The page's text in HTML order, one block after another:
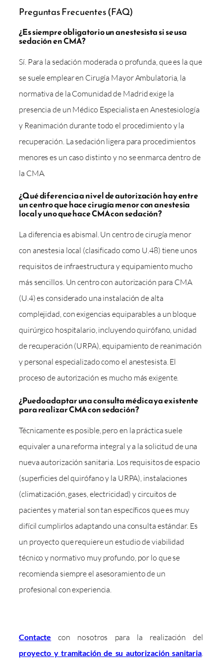
Preguntas Frecuentes (FAQ)
¿Es siempre obligatorio un anestesista si se usa
sedación en CMA?
Sí. Para la sedación moderada o profunda, que es la que
se suele emplear en Cirugía Mayor Ambulatoria, la
normativa de la Comunidad de Madrid exige la
presencia de un Médico Especialista en Anestesiología
y Reanimación durante todo el procedimiento y la
recuperación. La sedación ligera para procedimientos
menores es un caso distinto y no se enmarca dentro de
la CMA.
¿Qué diferencia a nivel de autorización hay entre
un centro que hace cirugía menor con anestesia
local y uno que hace CMA con sedación?
La diferencia es abismal. Un centro de cirugía menor
con anestesia local (clasificado como U.48) tiene unos
requisitos de infraestructura y equipamiento mucho
más sencillos. Un centro con autorización para CMA
(U.4) es considerado una instalación de alta
complejidad, con exigencias equiparables a un bloque
quirúrgico hospitalario, incluyendo quirófano, unidad
de recuperación (URPA), equipamiento de reanimación
y personal especializado como el anestesista. El
proceso de autorización es mucho más exigente.
¿Puedo adaptar una consulta médica ya existente
para realizar CMA con sedación?
Técnicamente es posible, pero en la práctica suele
equivaler a una reforma integral y a la solicitud de una
nueva autorización sanitaria. Los requisitos de espacio
(superficies del quirófano y la URPA), instalaciones
(climatización, gases, electricidad) y circuitos de
pacientes y material son tan específicos que es muy
difícil cumplirlos adaptando una consulta estándar. Es
un proyecto que requiere un estudio de viabilidad
técnico y normativo muy profundo, por lo que se
recomienda siempre el asesoramiento de un
profesional con experiencia.
Contacte con nosotros para la realización del
proyecto y tramitación de su autorización sanitaria